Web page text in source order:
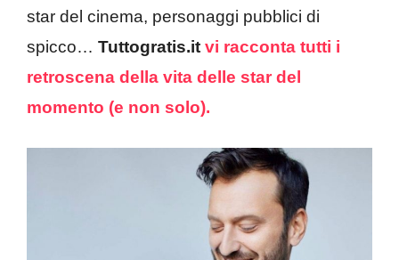
star del cinema, personaggi pubblici di
spicco… Tuttogratis.it vi racconta tutti i
retroscena della vita delle star del
momento (e non solo).